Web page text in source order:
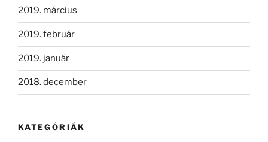
2019. március
2019. február
2019. január
2018. december
KATEGÓRIÁK